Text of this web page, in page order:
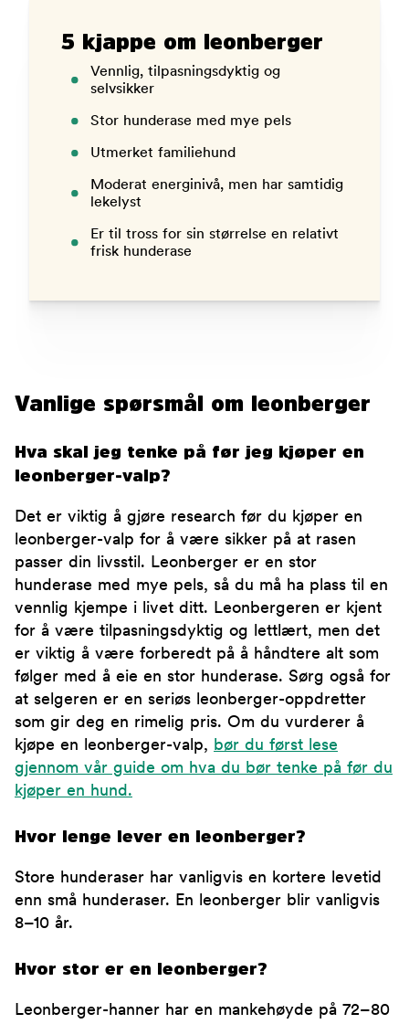
5 kjappe om leonberger
Vennlig, tilpasningsdyktig og
selvsikker
Stor hunderase med mye pels
Utmerket familiehund
Moderat energinivå, men har samtidig
lekelyst
Er til tross for sin størrelse en relativt
frisk hunderase
Vanlige spørsmål om leonberger
Hva skal jeg tenke på før jeg kjøper en
leonberger-valp?
Det er viktig å gjøre research før du kjøper en
leonberger-valp for å være sikker på at rasen
passer din livsstil. Leonberger er en stor
hunderase med mye pels, så du må ha plass til en
vennlig kjempe i livet ditt. Leonbergeren er kjent
for å være tilpasningsdyktig og lettlært, men det
er viktig å være forberedt på å håndtere alt som
følger med å eie en stor hunderase. Sørg også for
at selgeren er en seriøs leonberger-oppdretter
som gir deg en rimelig pris. Om du vurderer å
kjøpe en leonberger-valp, bør du først lese
gjennom vår guide om hva du bør tenke på før du
kjøper en hund.
Hvor lenge lever en leonberger?
Store hunderaser har vanligvis en kortere levetid
enn små hunderaser. En leonberger blir vanligvis
8–10 år.
Hvor stor er en leonberger?
Leonberger-hanner har en mankehøyde på 72–80